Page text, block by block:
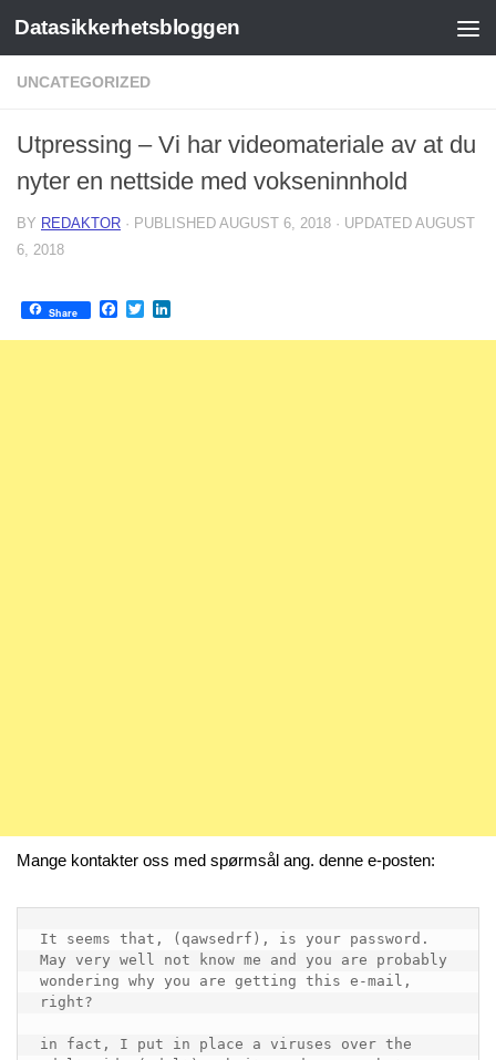
Skip to content
Datasikkerhetsbloggen
UNCATEGORIZED
Utpressing – Vi har videomateriale av at du
nyter en nettside med vokseninnhold
BY REDAKTOR · PUBLISHED AUGUST 6, 2018 · UPDATED AUGUST
6, 2018
Share Facebook
Twitter
Mange kontakter oss med spørmsål ang. denne e-posten:
It seems that, (qawsedrf), is your password.
May very well not know me and you are probably
wondering why you are getting this e-mail,
right?
in fact, I put in place a viruses over the